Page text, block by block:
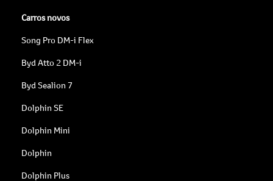
Carros novos
Song Pro DM-i Flex
Byd Atto 2 DM-i
Byd Sealion 7
Dolphin SE
Dolphin Mini
Dolphin
Dolphin Plus